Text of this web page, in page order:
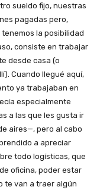
sueldo fijo, nuestras
pagadas pero,
la posibilidad
consiste en trabajar
desde casa (o
Cuando llegué aquí,
ya trabajaban en
especialmente
a las que les gusta ir
aires—, pero al cabo
a apreciar
todo logísticas, que
oficina, poder estar
te van a traer algún